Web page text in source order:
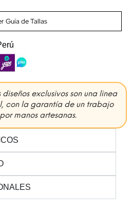
Guía de Tallas
diseños exclusivos son una linea
con la garantía de un trabajo
manos artesanas.